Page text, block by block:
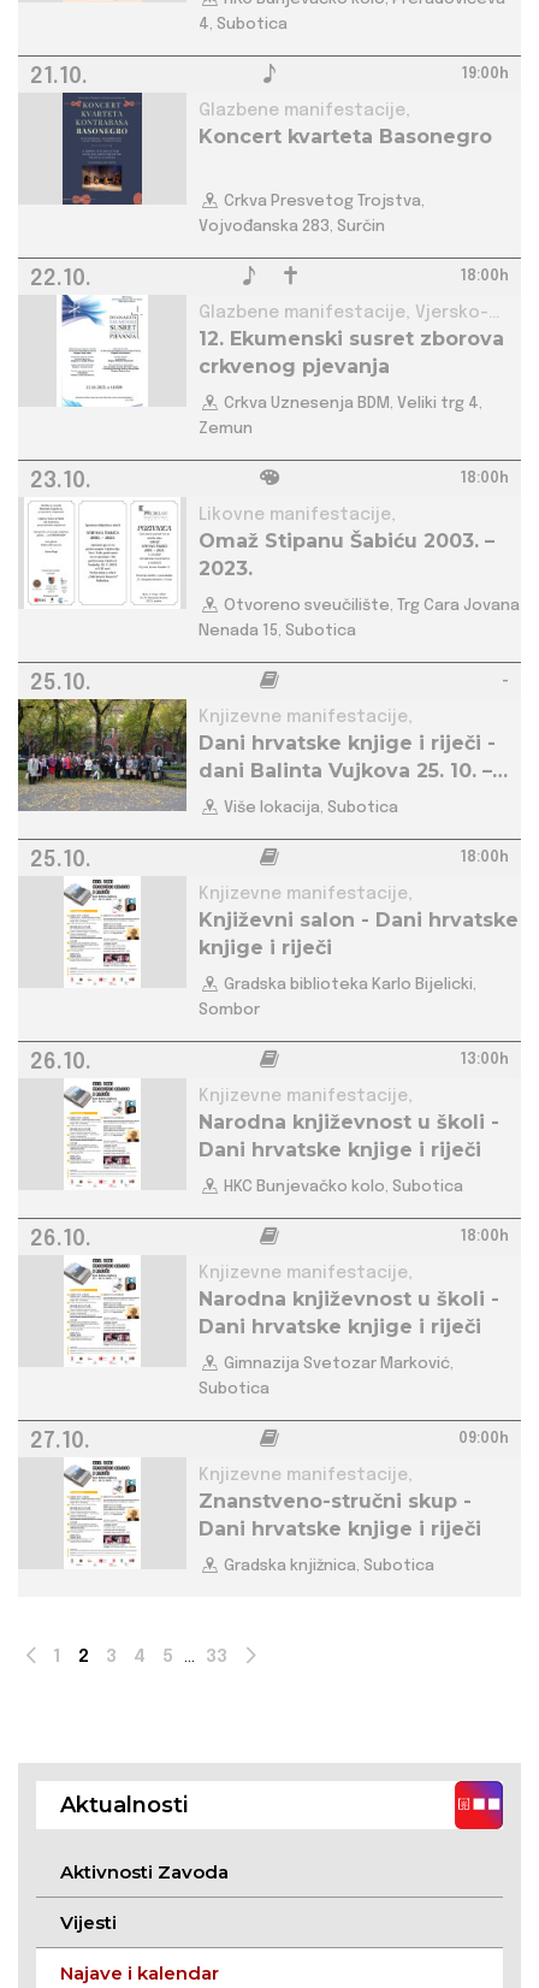
4, Subotica
21.10. 19:00h
Glazbene manifestacije,
Koncert kvarteta Basonegro
Crkva Presvetog Trojstva,
Vojvođanska 283, Surčin
22.10. 18:00h
Glazbene manifestacije, Vjersko-
kulturne manifestacije,
12. Ekumenski susret zborova
crkvenog pjevanja
Crkva Uznesenja BDM, Veliki trg 4,
Zemun
23.10. 18:00h
Likovne manifestacije,
Omaž Stipanu Šabiću 2003. –
2023.
Otvoreno sveučilište, Trg Cara Jovana
Nenada 15, Subotica
25.10. -
Knjizevne manifestacije,
Dani hrvatske knjige i riječi -
dani Balinta Vujkova 25. 10. –
28. 10. 2023.
Više lokacija, Subotica
25.10. 18:00h
Knjizevne manifestacije,
Književni salon - Dani hrvatske
knjige i riječi
Gradska biblioteka Karlo Bijelicki,
Sombor
26.10. 13:00h
Knjizevne manifestacije,
Narodna književnost u školi -
Dani hrvatske knjige i riječi
HKC Bunjevačko kolo, Subotica
26.10. 18:00h
Knjizevne manifestacije,
Narodna književnost u školi -
Dani hrvatske knjige i riječi
Gimnazija Svetozar Marković,
Subotica
27.10. 09:00h
Knjizevne manifestacije,
Znanstveno-stručni skup -
Dani hrvatske knjige i riječi
Gradska knjižnica, Subotica
Prev1 2 3 4 5 ... 33 Next
Aktualnosti
Aktivnosti Zavoda
Vijesti
Najave i kalendar